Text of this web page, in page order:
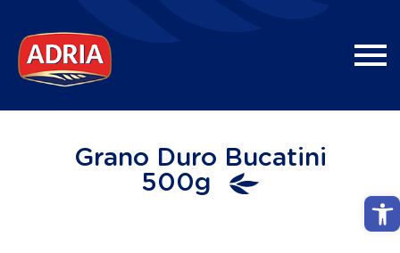
Grano Duro Bucatini
500g